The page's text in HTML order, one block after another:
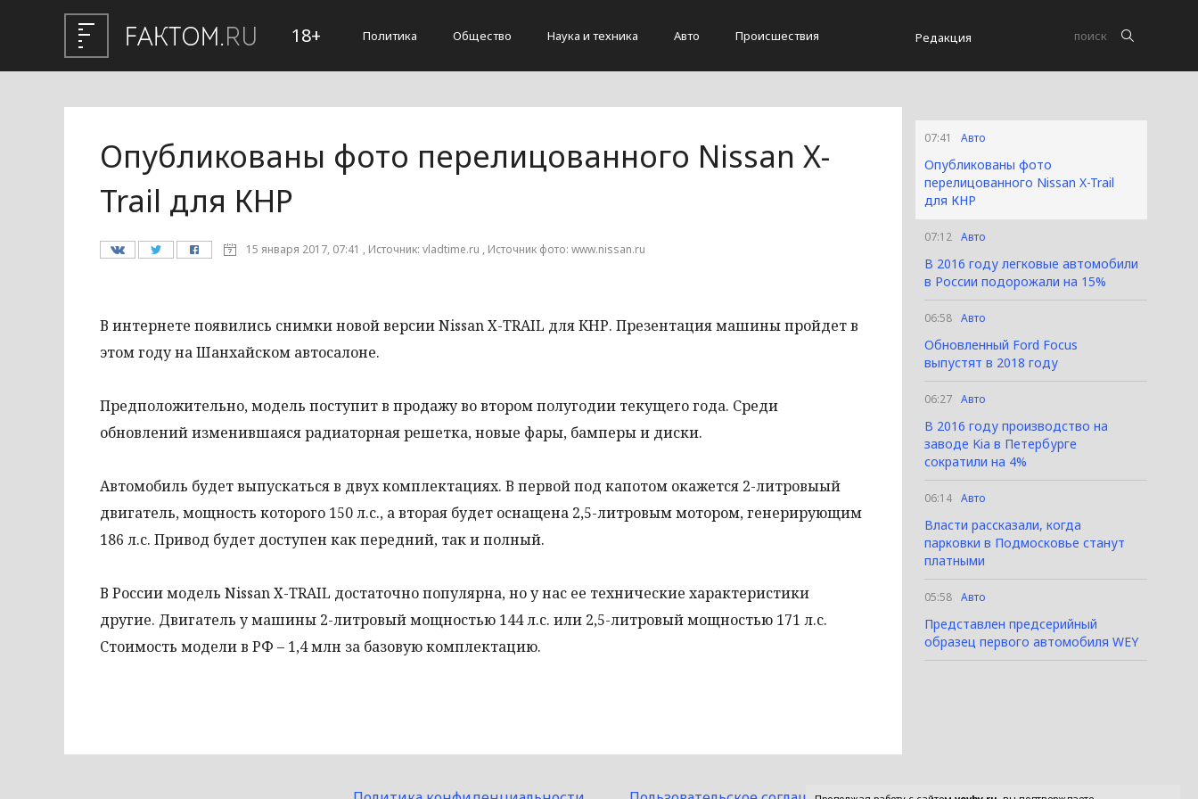
18+ Политика Общество Наука и техника Авто Происшествия Редакция
Опубликованы фото перелицованного Nissan X-
Trail для КНР‍
15 января 2017, 07:41 , Источник: vladtime.ru , Источник фото: www.nissan.ru
В интернете появились снимки новой версии Nissan X-TRAIL для КНР. Презентация машины пройдет в
этом году на Шанхайском автосалоне.
Предположительно, модель поступит в продажу во втором полугодии текущего года. Среди
обновлений изменившаяся радиаторная решетка, новые фары, бамперы и диски.
Автомобиль будет выпускаться в двух комплектациях. В первой под капотом окажется 2-литровыый
двигатель, мощность которого 150 л.с., а вторая будет оснащена 2,5-литровым мотором, генерирующим
186 л.с. Привод будет доступен как передний, так и полный.
В России модель Nissan X-TRAIL достаточно популярна, но у нас ее технические характеристики
другие. Двигатель у машины 2-литровый мощностью 144 л.с. или 2,5-литровый мощностью 171 л.с.
Стоимость модели в РФ – 1,4 млн за базовую комплектацию.
07:41 Авто
Опубликованы фото
перелицованного Nissan X-Trail
для КНР‍
07:12 Авто
В 2016 году легковые автомобили
в России подорожали на 15%‍
06:58 Авто
Обновленный Ford Focus
выпустят в 2018 году‍
06:27 Авто
В 2016 году производство на
заводе Kia в Петербурге
сократили на 4%
06:14 Авто
Власти рассказали, когда
парковки в Подмосковье станут
платными
05:58 Авто
Представлен предсерийный
образец первого автомобиля WEY